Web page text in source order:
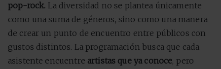
pop-rock. La diversidad no se plantea únicamente
como una suma de géneros, sino como una manera
de crear un punto de encuentro entre públicos con
gustos distintos. La programación busca que cada
asistente encuentre artistas que ya conoce, pero